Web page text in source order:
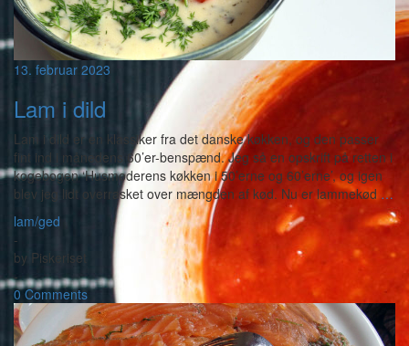
13. februar 2023
Lam i dild
Lam i dild er en klassiker fra det danske køkken, og den passer
fint ind i månedens 60’er-benspænd. Jeg så en opskrift på retten i
kogebogen ‘Husmoderens køkken i 50’erne og 60’erne’, og igen
blev jeg lidt overrasket over mængden af kød. Nu er lammekød …
lam/ged
-
by Piskeriset
-
0 Comments